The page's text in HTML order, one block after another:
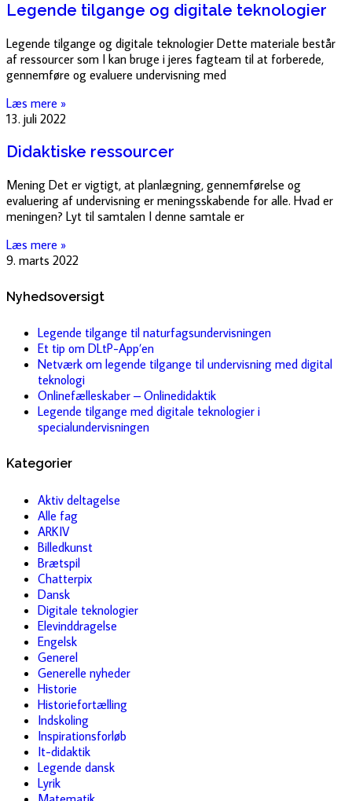
Legende tilgange og digitale teknologier
Legende tilgange og digitale teknologier Dette materiale består
af ressourcer som I kan bruge i jeres fagteam til at forberede,
gennemføre og evaluere undervisning med
Læs mere »
13. juli 2022
Didaktiske ressourcer
Mening Det er vigtigt, at planlægning, gennemførelse og
evaluering af undervisning er meningsskabende for alle. Hvad er
meningen? Lyt til samtalen I denne samtale er
Læs mere »
9. marts 2022
Nyhedsoversigt
Legende tilgange til naturfagsundervisningen
Et tip om DLtP-App’en
Netværk om legende tilgange til undervisning med digital
teknologi
Onlinefælleskaber – Onlinedidaktik
Legende tilgange med digitale teknologier i
specialundervisningen
Kategorier
Aktiv deltagelse
Alle fag
ARKIV
Billedkunst
Brætspil
Chatterpix
Dansk
Digitale teknologier
Elevinddragelse
Engelsk
Generel
Generelle nyheder
Historie
Historiefortælling
Indskoling
Inspirationsforløb
It-didaktik
Legende dansk
Lyrik